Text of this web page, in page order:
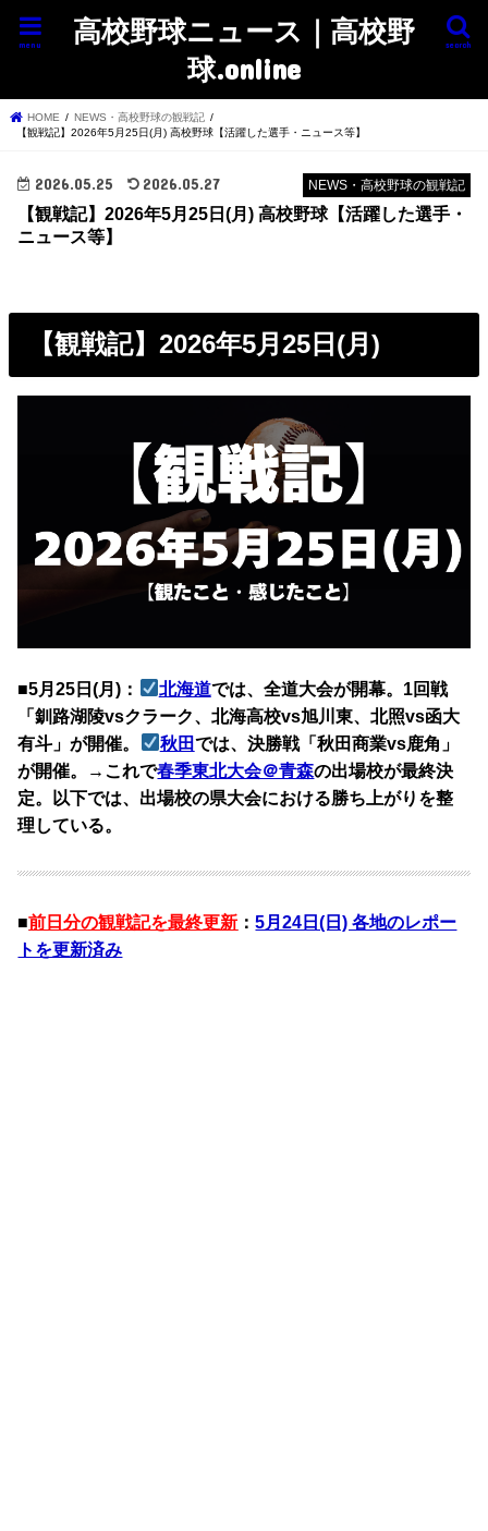
高校野球ニュース｜高校野
球.online
search
menu
HOME
NEWS・高校野球の観戦記
【観戦記】2026年5月25日(月) 高校野球【活躍した選手・ニュース等】
NEWS・高校野球の観戦記
2026.05.25 2026.05.27
【観戦記】2026年5月25日(月) 高校野球【活躍した選手・
ニュース等】
【観戦記】2026年5月25日(月)
■5月25日(月)： 北海道では、全道大会が開幕。1回戦
「釧路湖陵vsクラーク、北海高校vs旭川東、北照vs函大
有斗」が開催。
秋田では、決勝戦「秋田商業vs鹿角」
が開催。→これで春季東北大会＠青森の出場校が最終決
定。以下では、出場校の県大会における勝ち上がりを整
理している。
■前日分の観戦記を最終更新 ：5月24日(日) 各地のレポー
トを更新済み